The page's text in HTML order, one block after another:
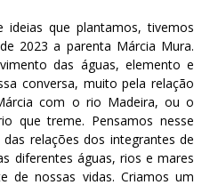
que plantamos, tivemos
2023 a parenta Márcia Mura.
das águas, elemento e
conversa, muito pela relação
com o rio Madeira, ou o
que treme. Pensamos nesse
relações dos integrantes de
diferentes águas, rios e mares
de nossas vidas. Criamos um